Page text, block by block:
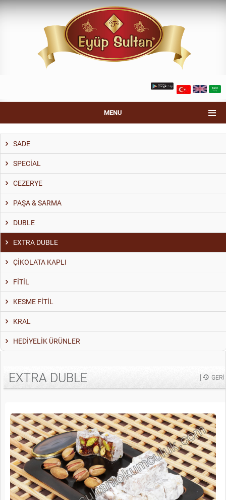
MENU
SADE
SPECİAL
CEZERYE
PAŞA & SARMA
DUBLE
EXTRA DUBLE
ÇİKOLATA KAPLI
FİTİL
KESME FİTİL
KRAL
HEDİYELİK ÜRÜNLER
EXTRA DUBLE [ GERI